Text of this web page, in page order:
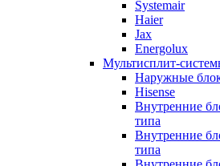
Systemair
Haier
Jax
Energolux
Мультисплит-
Наружные
Hisense
Внутренние
типа
Внутренние
типа